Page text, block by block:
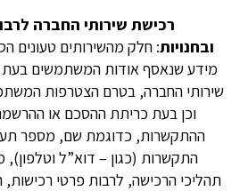
רכישת שירותי החברה
ובחנויות: חלק מהשירותים טעונים
מידע שנאסף אודות המשתמשים בעת
שירותי החברה, בטרם הצטרפות
וכן בעת כריתת ההסכם או
ההתקשרות, כדוגמת שם, מספר
התקשרות (כגון – דוא”ל וטלפון),
תהליכי הרכישה, לרבות פרטי רכישות,